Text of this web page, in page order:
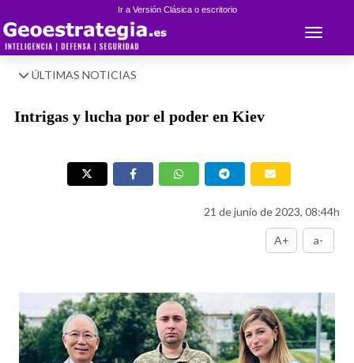
Ir a Versión Clásica o escritorio
Toggle
ÚLTIMAS NOTICIAS
Intrigas y lucha por el poder en Kiev
21 de junio de 2023, 08:44h
A+ a-